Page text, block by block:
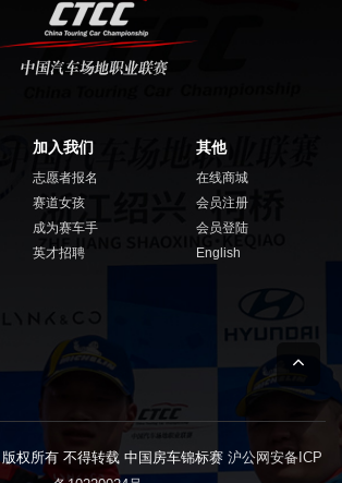
加入我们
志愿者报名
赛道女孩
成为赛车手
英才招聘
其他
在线商城
会员注册
会员登陆
English
权所有 不得转载 中国房车锦标赛 沪公网安备ICP